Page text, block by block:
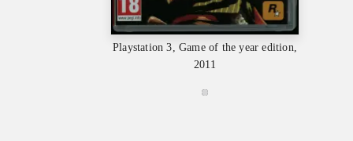
Playstation 3, Game of the year edition,
2011